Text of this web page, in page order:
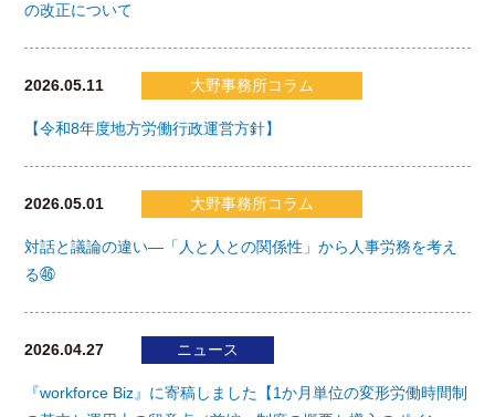
の改正について
2026.05.11 大野事務所コラム
【令和8年度地方労働行政運営方針】
2026.05.01 大野事務所コラム
対話と議論の違い―「人と人との関係性」から人事労務を考え
る㊻
2026.04.27 ニュース
『workforce Biz』に寄稿しました【1か月単位の変形労働時間制